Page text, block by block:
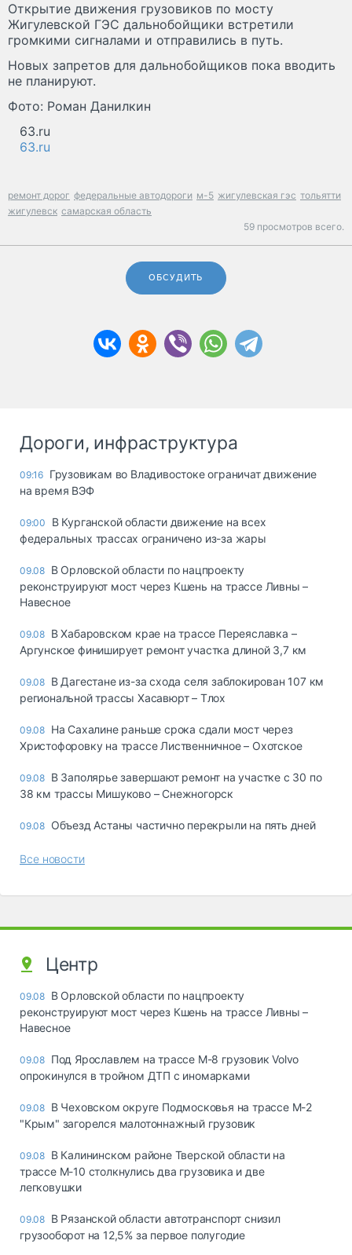
Открытие движения грузовиков по мосту
Жигулевской ГЭС дальнобойщики встретили
громкими сигналами и отправились в путь.
Новых запретов для дальнобойщиков пока вводить
не планируют.
Фото: Роман Данилкин
63.ru
63.ru
ремонт дорог федеральные автодороги м-5 жигулевская гэс тольятти
жигулевск самарская область
59 просмотров всего.
ОБСУДИТЬ
Дороги, инфраструктура
09:16 Грузовикам во Владивостоке ограничат движение
на время ВЭФ
09:00
В Курганской области движение на всех
федеральных трассах ограничено из-за жары
09.08 В Орловской области по нацпроекту
реконструируют мост через Кшень на трассе Ливны –
Навесное
09.08 В Хабаровском крае на трассе Переяславка –
Аргунское финиширует ремонт участка длиной 3,7 км
09.08 В Дагестане из-за схода селя заблокирован 107 км
региональной трассы Хасавюрт – Тлох
09.08 На Сахалине раньше срока сдали мост через
Христофоровку на трассе Лиственничное – Охотское
09.08 В Заполярье завершают ремонт на участке с 30 по
38 км трассы Мишуково – Снежногорск
09.08 Объезд Астаны частично перекрыли на пять дней
Все новости
Центр
09.08 В Орловской области по нацпроекту
реконструируют мост через Кшень на трассе Ливны –
Навесное
09.08 Под Ярославлем на трассе М-8 грузовик Volvo
опрокинулся в тройном ДТП с иномарками
09.08 В Чеховском округе Подмосковья на трассе М-2
"Крым" загорелся малотоннажный грузовик
09.08 В Калининском районе Тверской области на
трассе М-10 столкнулись два грузовика и две
легковушки
09.08 В Рязанской области автотранспорт снизил
грузооборот на 12,5% за первое полугодие